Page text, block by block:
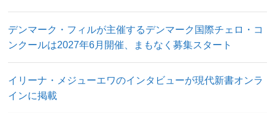
デンマーク・フィルが主催するデンマーク国際チェロ・コ
ンクールは2027年6月開催、まもなく募集スタート
イリーナ・メジューエワのインタビューが現代新書オンラ
インに掲載